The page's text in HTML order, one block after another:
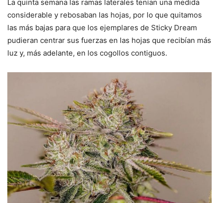
La quinta semana las ramas laterales tenían una medida
considerable y rebosaban las hojas, por lo que quitamos
las más bajas para que los ejemplares de Sticky Dream
pudieran centrar sus fuerzas en las hojas que recibían más
luz y, más adelante, en los cogollos contiguos.